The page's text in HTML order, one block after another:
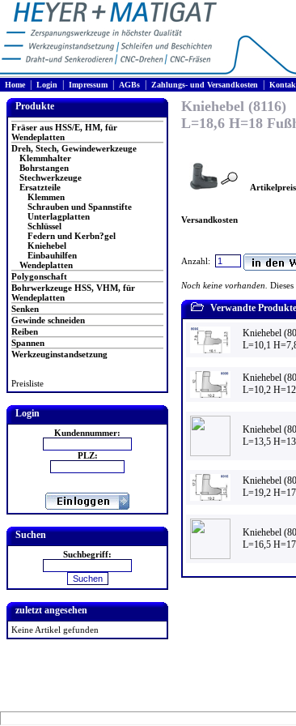
Home| Login Impressum AGBs Zahlungs- und Versandkosten
Produkte
Fräser aus HSS/E, HM, für
Wendeplatten
Dreh, Stech, Gewindewerkzeuge
Klemmhalter
Bohrstangen
Stechwerkzeuge
Ersatzteile
Klemmen
Schrauben und Spannstifte
Unterlagplatten
Schlüssel
Federn und Kerbn?gel
Kniehebel
Einbauhilfen
Wendeplatten
Polygonschaft
Bohrwerkzeuge HSS, VHM, für
Wendeplatten
Senken
Gewinde schneiden
Reiben
Spannen
Werkzeuginstandsetzung
Preisliste
Login
Kundennummer:
PLZ:
Suchen
Suchbegriff:
zuletzt angesehen
Keine Artikel gefunden
Kniehebel (8116)
L=18,6 H=18
Versandkosten
Anzahl:
Noch keine vorhanden.
Verwandte Produkte
Kniehebel
L=10,1
Kniehebel
L=10,2
Kniehebel
L=13,5
Kniehebel
L=19,2
Kniehebel
L=16,5